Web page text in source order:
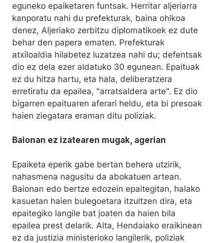
eguneko epaiketaren funtsak. Herritar aljeriarra
kanporatu nahi du prefekturak, baina ohikoa
denez, Aljeriako zerbitzu diplomatikoek ez dute
behar den papera ematen. Prefekturak
atxiloaldia hilabetez luzatzea nahi du; defentsak
dio ez dela ezer aldatuko 30 egunean. Epaituak
ez du hitza hartu, eta hala, deliberatzera
erretiratu da epailea, "arratsaldera arte". Ez dio
bigarren epaituaren aferari heldu, eta bi presoak
haien ziegatara eraman ditu poliziak.
Baionan ez izatearen mugak, agerian
Epaiketa eperik gabe bertan behera utzirik,
nahasmena nagusitu da abokatuen artean.
Baionan edo bertze edozein epaitegitan, halako
kasuetan haien bulegoetara itzultzen dira, eta
epaitegiko langile bat joaten da haien bila
epailea prest delarik. Alta, Hendaiako eraikinean
ez da justizia ministerioko langilerik, poliziak